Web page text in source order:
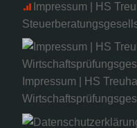
Impressum | HS
Impressum | HS